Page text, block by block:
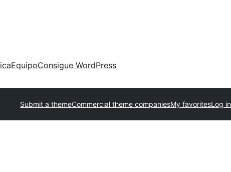
EquipoConsigue WordPress
Submit a themeCommercial theme companiesMy favoritesLog in